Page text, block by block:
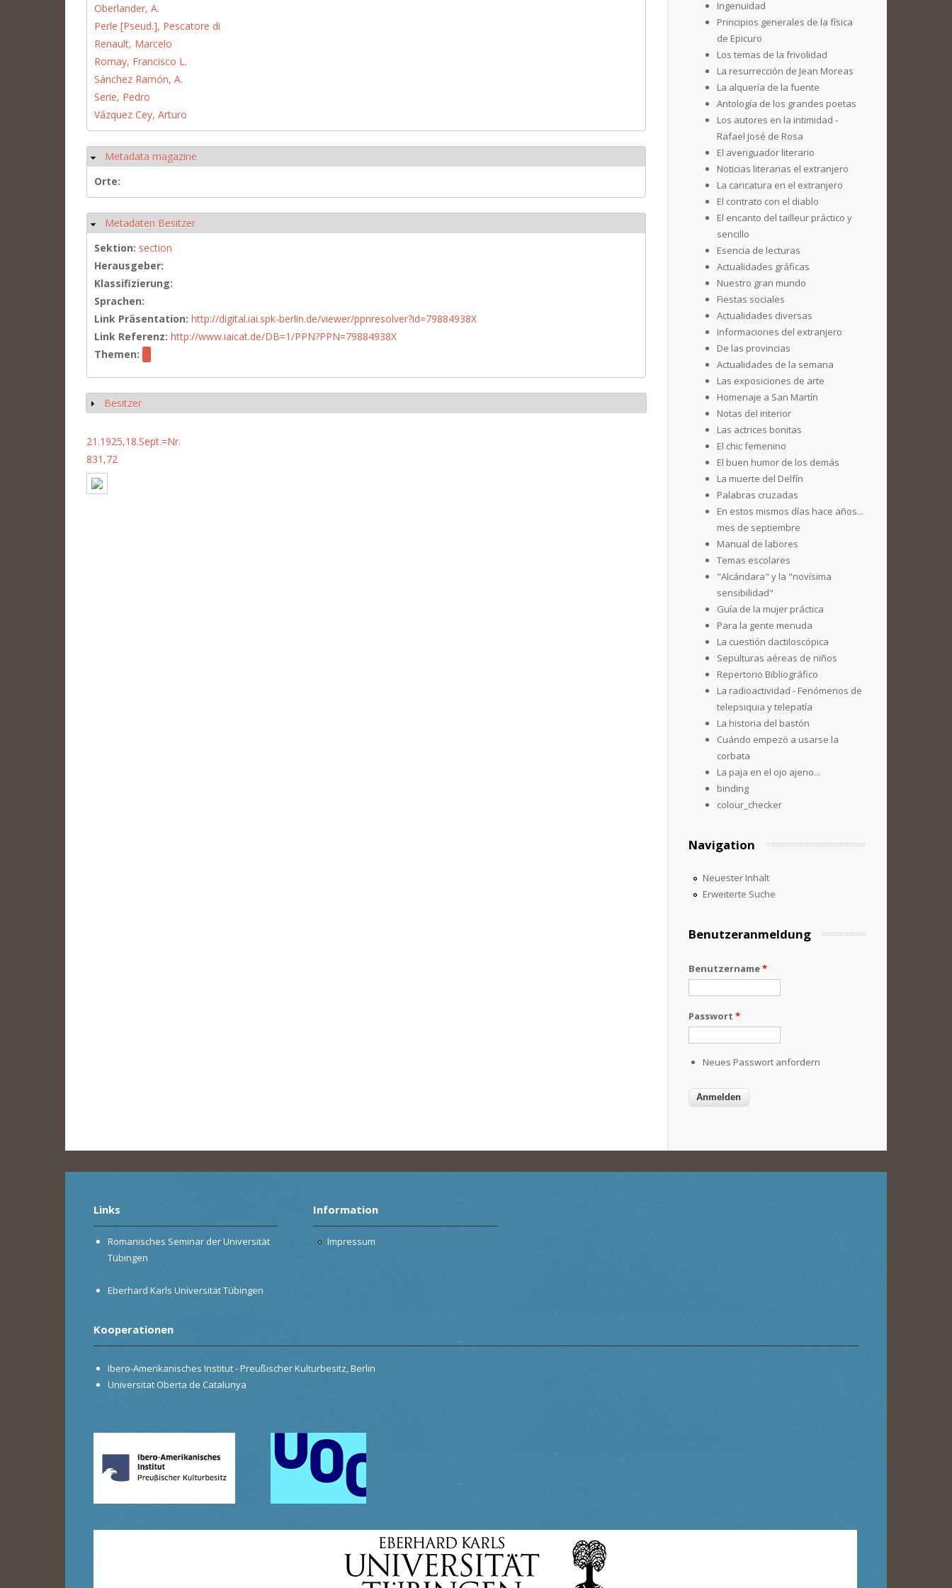
Oberlander, A.
Perle [Pseud.], Pescatore di
Renault, Marcelo
Romay, Francisco L.
Sánchez Ramón, A.
Serie, Pedro
Vázquez Cey, Arturo
Ausblenden
Metadata magazine
Orte:
Ausblenden
Metadaten Besitzer
Sektion: section
Herausgeber:
Klassifizierung:
Sprachen:
Link Präsentation: http://digital.iai.spk-berlin.de/viewer/ppnresolver?id=79884938X
Link Referenz: http://www.iaicat.de/DB=1/PPN?PPN=79884938X
Themen:
Anzeigen
Besitzer
21.1925,18.Sept.=Nr.
831,72
Ingenuidad
Principios generales de la física
de Epicuro
Los temas de la frivolidad
La resurrección de Jean Moreas
La alquería de la fuente
Antología de los grandes poetas
Los autores en la intimidad -
Rafael José de Rosa
El averiguador literario
Noticias literarias el extranjero
La caricatura en el extranjero
El contrato con el diablo
El encanto del tailleur práctico y
sencillo
Esencia de lecturas
Actualidades gráficas
Nuestro gran mundo
Fiestas sociales
Actualidades diversas
Informaciones del extranjero
De las provincias
Actualidades de la semana
Las exposiciones de arte
Homenaje a San Martín
Notas del interior
Las actrices bonitas
El chic femenino
El buen humor de los demás
La muerte del Delfín
Palabras cruzadas
En estos mismos días hace años...
mes de septiembre
Manual de labores
Temas escolares
"Alcándara" y la "novísima
sensibilidad"
Guía de la mujer práctica
Para la gente menuda
La cuestión dactiloscópica
Sepulturas aéreas de niños
Repertorio Bibliográfico
La radioactividad - Fenómenos de
telepsiquia y telepatía
La historia del bastón
Cuándo empezó a usarse la
corbata
La paja en el ojo ajeno...
binding
colour_checker
Navigation
Neuester Inhalt
Erweiterte Suche
Benutzeranmeldung
Benutzername*
Passwort *
Neues Passwort anfordern
Links
Romanisches Seminar der Universität
Tübingen
Eberhard Karls Universität Tübingen
Information
Impressum
Kooperationen
Ibero-Amerikanisches Institut - Preußischer Kulturbesitz, Berlin
Universitat Oberta de Catalunya